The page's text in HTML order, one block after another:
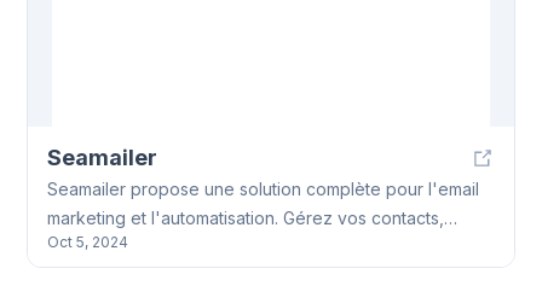
Seamailer
Seamailer propose une solution complète pour l'email
marketing et l'automatisation. Gérez vos contacts,
créez des emails personnalisés et suivez vos résultats
Oct 5, 2024